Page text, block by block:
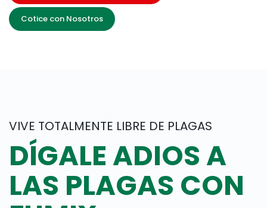
Cotice con Nosotros
VIVE TOTALMENTE LIBRE DE PLAGAS
DÍGALE ADIOS A
LAS PLAGAS CON